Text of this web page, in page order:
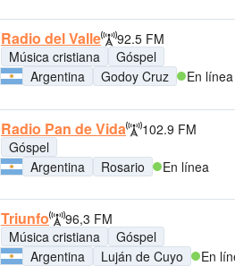
Radio del Valle
92.5 FM
Música cristiana
Góspel
Argentina
Godoy Cruz En línea
Radio Pan de Vida
102.9 FM
Góspel
Argentina
Rosario En línea
Triunfo
96,3 FM
Música cristiana
Góspel
Argentina
Luján de Cuyo En